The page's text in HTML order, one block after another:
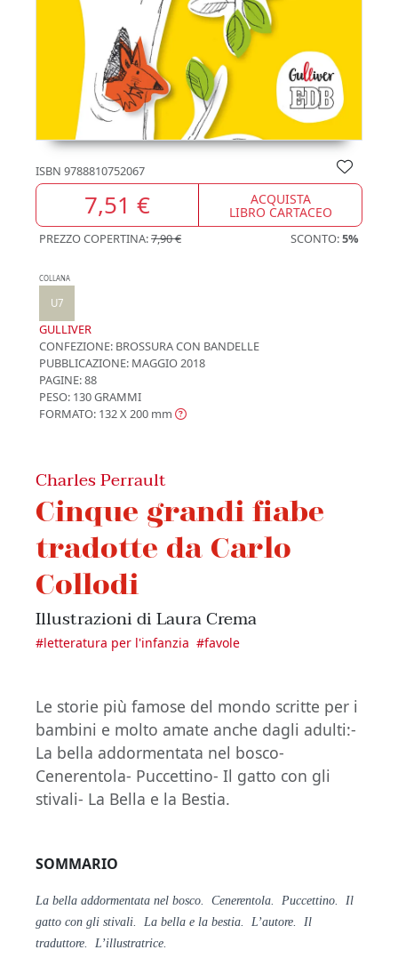
ISBN 9788810752067
7,51 € ACQUISTA
LIBRO CARTACEO
PREZZO COPERTINA:7,90 € SCONTO:5%
COLLANA
U7
GULLIVER
CONFEZIONE: BROSSURA CON BANDELLE
PUBBLICAZIONE: MAGGIO 2018
PAGINE: 88
PESO: 130 GRAMMI
FORMATO: 132 X 200 mm
Charles Perrault
Cinque grandi fiabe
tradotte da Carlo
Collodi
Illustrazioni di Laura Crema
#letteratura per l'infanzia #favole
Le storie più famose del mondo scritte per i
bambini e molto amate anche dagli adulti​:-
La bella addormentata nel bosco-
Cenerentola- Puccettino- Il gatto con gli
stivali- La Bella e la Bestia.
SOMMARIO
La bella addormentata nel bosco. Cenerentola. Puccettino. Il
gatto con gli stivali. La bella e la bestia. L’autore. Il
traduttore. L’illustratrice.